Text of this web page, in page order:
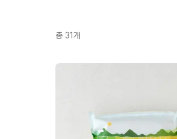
총 31개